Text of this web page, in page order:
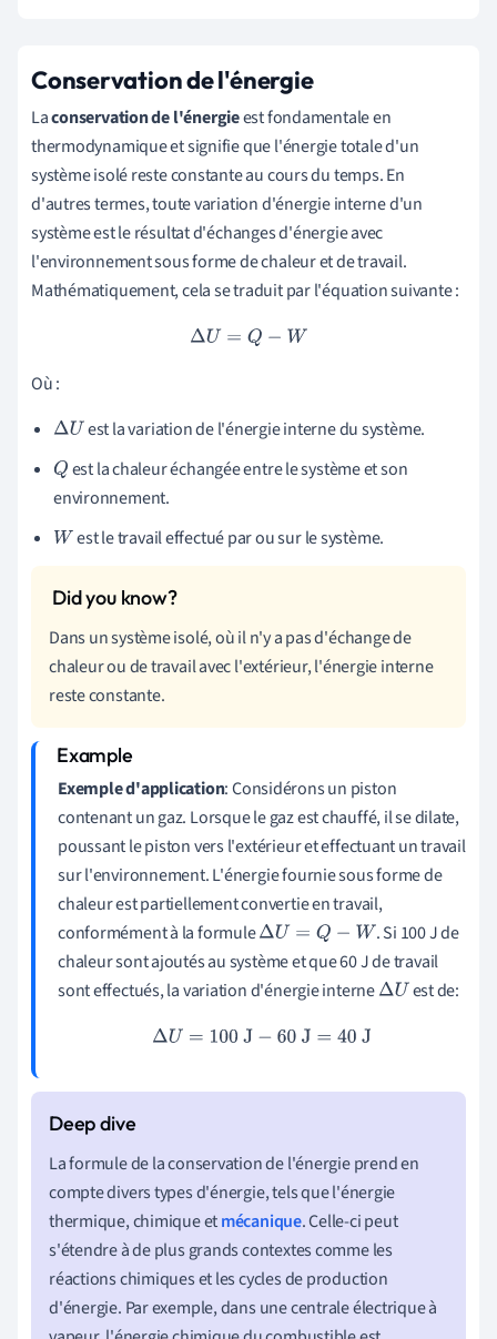
Conservation de l'énergie
Laconservation de l'énergieest fondamentale en
thermodynamique et signifie que l'énergie totale d'un
système isolé reste constante au cours du temps. En
d'autres termes, toute variation d'énergie interne d'un
système est le résultat d'échanges d'énergie avec
l'environnement sous forme de chaleur et de travail.
Mathématiquement, cela se traduit par l'équation suivante :
Δ U= Q− W
Où :
ΔU est la variation de l'énergie interne du système.
Q est la chaleur échangée entre le système et son
environnement.
W est le travail effectué par ou sur le système.
Dans un système isolé, où il n'y a pas d'échange de
chaleur ou de travail avec l'extérieur, l'énergie interne
reste constante.
Exemple d'application: Considérons un piston
contenant un gaz. Lorsque le gaz est chauffé, il se dilate,
poussant le piston vers l'extérieur et effectuant un travail
sur l'environnement. L'énergie fournie sous forme de
chaleur est partiellement convertie en travail,
conformément à la formuleΔU= Q−W
. Si 100 J de
chaleur sont ajoutés au système et que 60 J de travail
sont effectués, la variation d'énergie interneΔU est de:
ΔU=100J −60J=40J
La formule de la conservation de l'énergie prend en
compte divers types d'énergie, tels que l'énergie
thermique, chimique etmécanique. Celle-ci peut
s'étendre à de plus grands contextes comme les
réactions chimiques et les cycles de production
d'énergie. Par exemple, dans une centrale électrique à